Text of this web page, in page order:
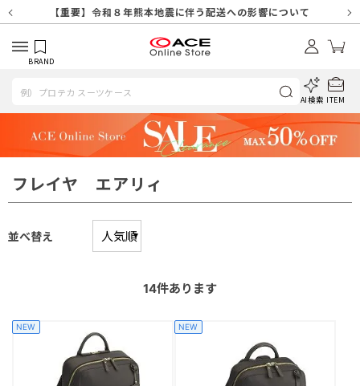
【重要】令和８年熊本地震に伴う配送への影響について
【重要】納品書・領収書ペーパーレス化（電子化）のお知らせ
【重要】天候不良や交通状況・物量増等に伴う配送への影響について
【重要】悪質な詐欺サイトにご注意ください
【重要】各種メールが届かない場合に関しまして
【重要】お問い合わせのご対応に関しまして
【重要】SNSのなりすまし詐欺にご注意ください
BRAND
AI検索 ITEM
フレイヤ エアリィ
並べ替え
14件あります
NEW NEW